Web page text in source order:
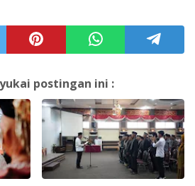
postingan ini :